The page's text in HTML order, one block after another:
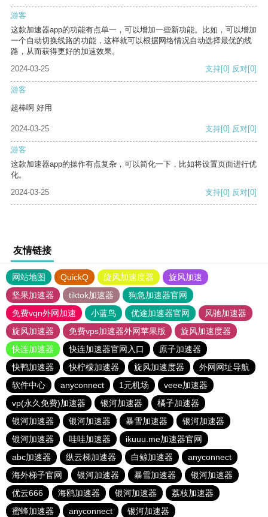
游客
这款加速器app的功能有点单一，可以增加一些新功能。比如，可以增加
一个自动切换线路的功能，这样就可以根据网络情况自动选择最优的线
路，从而获得更好的加速效果。
2024-03-25
支持[0] 反对[0]
游客
超棒啊 好用
2024-03-25 支持[0] 反对[0]
游客
这款加速器app的操作有点复杂，可以简化一下，比如将设置页面进行优
化。
2024-03-25
支持[0] 反对[0]
友情链接
网站地图 QuickQ 旋风加速度器
旋风加速
坚果加速器
tiktok加速器
狗急加速器官网
免费vqn外网加速
小蓝鸟 优途加速器官网
风驰加速器
旋风加速器
免费vps加速器外网苹果版
旋风加速度器
快连加速器
快连加速器官网入口
原子加速器
快鸭加速器
快柠檬加速器 旋风加速度器
外网网址导航
软件中心
anyconnect 1元机场
veee加速器
vp(永久免费)加速器
银河加速器
橘子加速器
银河加速器
银河加速器 暴雪加速器
银河加速器
银河加速器
哇哇加速器
ikuuu.me加速器官网
abc加速器
纵云梯加速器 白鲸加速器
anyconnect
海外梯子官网
银河加速器 暴雪加速器
银河加速器
优云666
海鸥加速器 银河加速器
荔枝加速器
蜜蜂加速器
anyconnect 银河加速器